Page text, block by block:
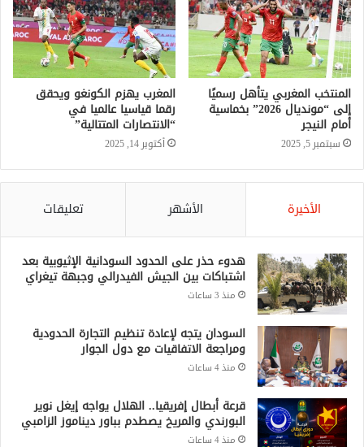
المنتخب المغربي يتأهل رسميًا
إلى “مونديال 2026” بخماسية
أمام النيجر
سبتمبر 5, 2025
المغرب يهزم الكونغو ويحقق
رقما قياسيا عالميا في
“الانتصارات المتتالية”
أكتوبر 14, 2025
الأخيرة الأشهر تعليقات
هدوء حذر على الحدود السودانية الإثيوبية بعد
اشتباكات بين الجيش الفيدرالي وجبهة تيغراي
منذ 3 ساعات
السودان يتجه لإعادة تنظيم التجارة الحدودية
ومراجعة الاتفاقيات مع دول الجوار
منذ 4 ساعات
قرعة أبطال إفريقيا.. الهلال يواجه إيغل نوير
البورندي والمريخ يصطدم بباور ديناموز الزامبي
منذ 4 ساعات